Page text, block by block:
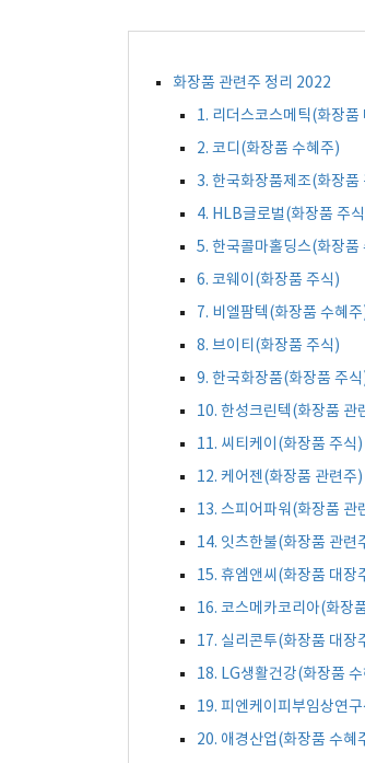
화장품 관련주 정리 2022
1. 리더스코스메틱(화장품
2. 코디(화장품 수혜주)
3. 한국화장품제조(화장품
4. HLB글로벌(화장품 주
5. 한국콜마홀딩스(화장품
6. 코웨이(화장품 주식)
7. 비엘팜텍(화장품 수혜
8. 브이티(화장품 주식)
9. 한국화장품(화장품 주
10. 한성크린텍(화장품 관
11. 씨티케이(화장품 주식)
12. 케어젠(화장품 관련주)
13. 스피어파워(화장품 관
14. 잇츠한불(화장품 관련
15. 휴엠앤씨(화장품 대장
16. 코스메카코리아(화장
17. 실리콘투(화장품 대장
18. LG생활건강(화장품
19. 피엔케이피부임상연
20. 애경산업(화장품 수혜